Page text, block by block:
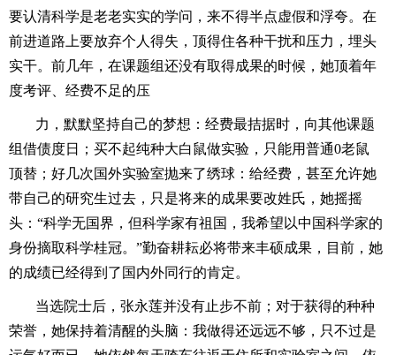
要认清科学是老老实实的学问，来不得半点虚假和浮夸。在
前进道路上要放弃个人得失，顶得住各种干扰和压力，埋头
实干。前几年，在课题组还没有取得成果的时候，她顶着年
度考评、经费不足的压
力，默默坚持自己的梦想：经费最拮据时，向其他课题
组借债度日；买不起纯种大白鼠做实验，只能用普通0老鼠
顶替；好几次国外实验室抛来了绣球：给经费，甚至允许她
带自己的研究生过去，只是将来的成果要改姓氏，她摇摇
头：“科学无国界，但科学家有祖国，我希望以中国科学家的
身份摘取科学桂冠。”勤奋耕耘必将带来丰硕成果，目前，她
的成绩已经得到了国内外同行的肯定。
当选院士后，张永莲并没有止步不前；对于获得的种种
荣誉，她保持着清醒的头脑：我做得还远远不够，只不过是